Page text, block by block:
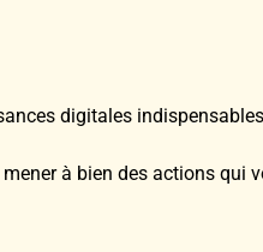
digitales
à bien des actions qui